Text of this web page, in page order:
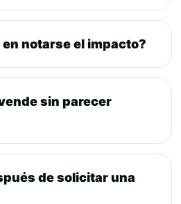
notarse el impacto?
sin parecer
de solicitar una